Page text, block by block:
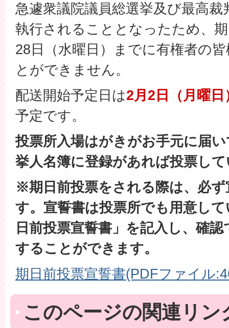
急遽衆議院議員総選挙及び最高
執行されることとなったため、
28日（水曜日）までに有権者の
とができません。
配送開始予定日は2月2日（月曜
予定です。
投票所入場はがきがお手元に届
挙人名簿に登録があれば投票し
※期日前投票をされる際は、必
す。宣誓書は投票所でも用意し
日前投票宣誓書」を記入し、確
することができます。
期日前投票宣誓書(PDFファイル
このページの関連リン